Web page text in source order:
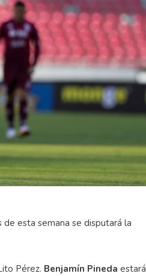
esta semana se disputará la
Pérez. Benjamín Pineda estará